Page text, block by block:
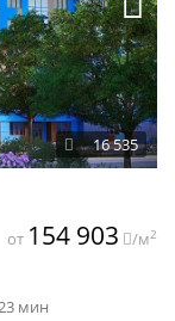
16 535
мин
от 154 903 /м2